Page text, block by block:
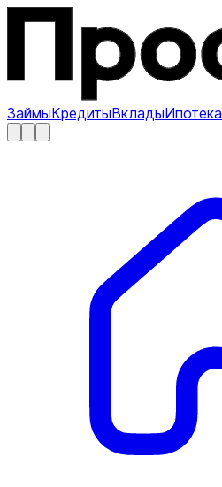
ЗаймыКредитыВкладыИпотека